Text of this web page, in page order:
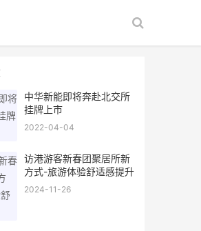
中华新能即将奔赴北交所
挂牌上市
2022-04-04
访港游客新春团聚居所新
方式-旅游体验舒适感提升
2024-11-26